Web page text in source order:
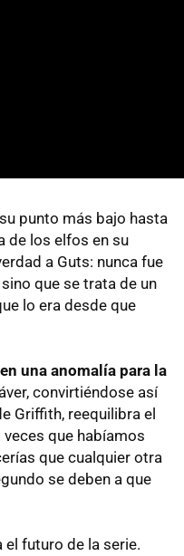
punto más bajo hasta
de los elfos en su
a Guts: nunca fue
que se trata de un
lo era desde que
una anomalía para la
convirtiéndose así
Griffith, reequilibra el
que habíamos
que cualquier otra
se deben a que
futuro de la serie.